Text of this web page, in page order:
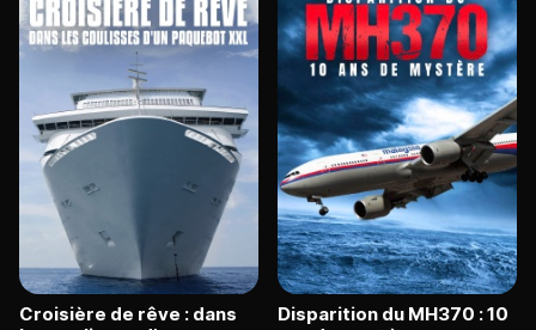
Croisière de rêve : dans
Disparition du MH370 : 10